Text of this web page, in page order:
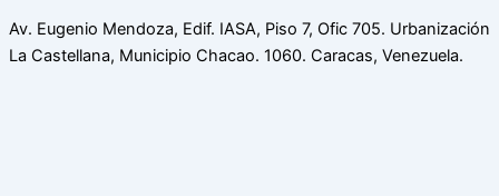
Av. Eugenio Mendoza, Edif. IASA, Piso 7, Ofic 705. Urbanización
La Castellana, Municipio Chacao. 1060. Caracas, Venezuela.